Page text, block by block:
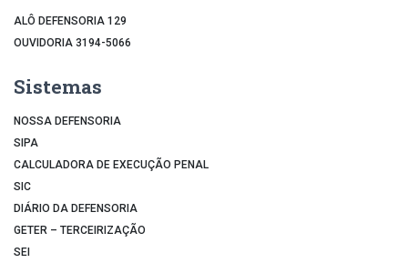
ALÔ DEFENSORIA 129
OUVIDORIA 3194-5066
Sistemas
NOSSA DEFENSORIA
SIPA
CALCULADORA DE EXECUÇÃO PENAL
SIC
DIÁRIO DA DEFENSORIA
GETER – TERCEIRIZAÇÃO
SEI